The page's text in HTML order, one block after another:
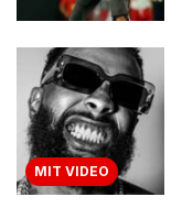
MIT VIDEO